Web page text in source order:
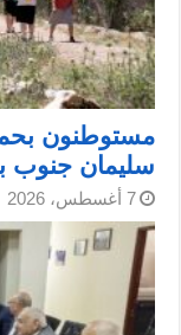
مستوطنون
سليمان جنوب
7 أغسطس، 2026